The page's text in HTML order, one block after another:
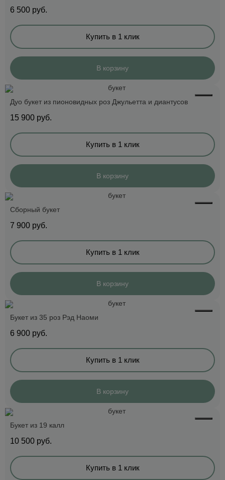
6 500 руб.
Купить в 1 клик
В корзину
Дуо букет из пионовидных роз Джульетта и диантусов
15 900 руб.
Купить в 1 клик
В корзину
Сборный букет
7 900 руб.
Купить в 1 клик
В корзину
Букет из 35 роз Рэд Наоми
6 900 руб.
Купить в 1 клик
В корзину
Букет из 19 калл
10 500 руб.
Купить в 1 клик